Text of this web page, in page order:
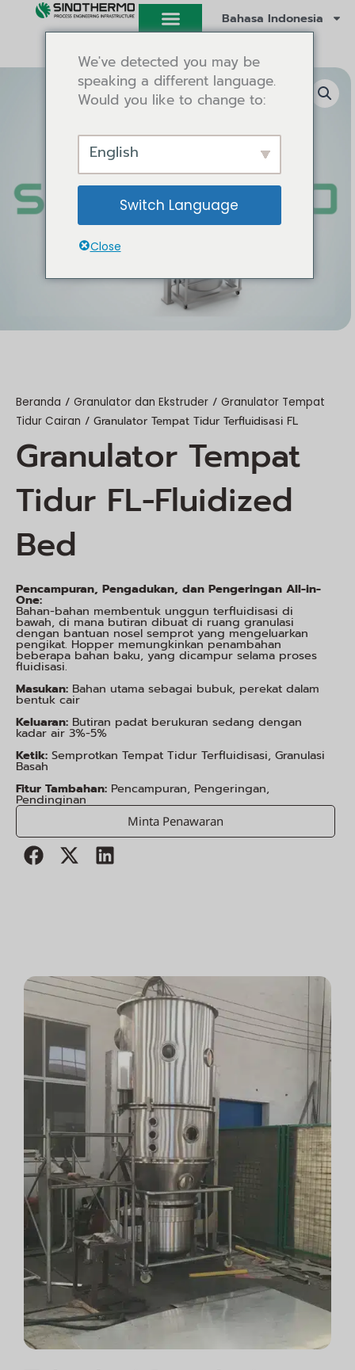
Bahasa Indonesia
Beranda / Granulator dan Ekstruder / Granulator Tempat
Tidur Cairan / Granulator Tempat Tidur Terfluidisasi FL
Granulator Tempat
Tidur FL-Fluidized
Bed
Pencampuran, Pengadukan, dan Pengeringan All-in-
One:
Bahan-bahan membentuk unggun terfluidisasi di
bawah, di mana butiran dibuat di ruang granulasi
dengan bantuan nosel semprot yang mengeluarkan
pengikat. Hopper memungkinkan penambahan
beberapa bahan baku, yang dicampur selama proses
fluidisasi.
Masukan: Bahan utama sebagai bubuk, perekat dalam
bentuk cair
Keluaran: Butiran padat berukuran sedang dengan
kadar air 3%-5%
Ketik: Semprotkan Tempat Tidur Terfluidisasi, Granulasi
Basah
Fitur Tambahan: Pencampuran, Pengeringan,
Pendinginan
Minta Penawaran
We've detected you may be
speaking a different language.
Would you like to change to:
English
Switch Language
Close